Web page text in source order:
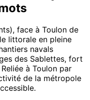
face à Toulon de
littorale en pleine
navals
des Sablettes, fort
à Toulon par
de la métropole